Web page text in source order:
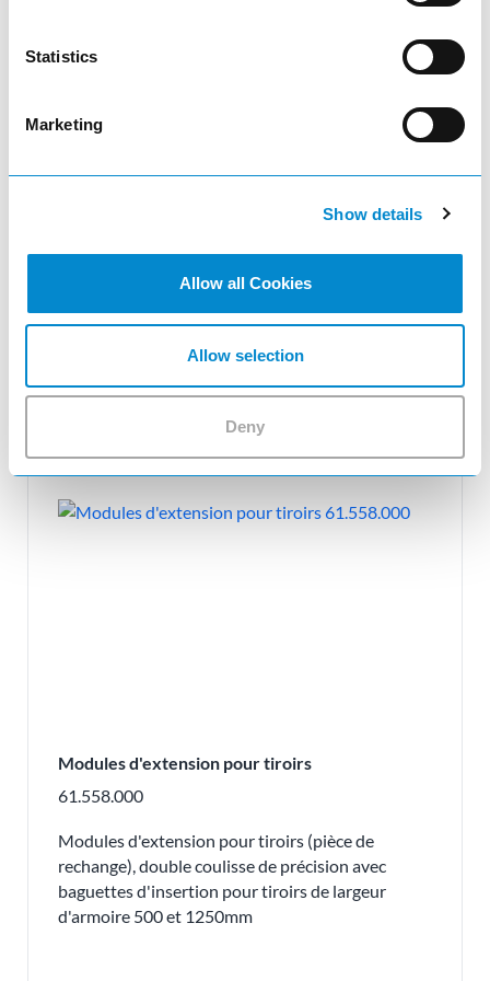
Statistics
Marketing
Show details
Allow all Cookies
Allow selection
Deny
Ajuster la quantité du produit ou
add
Modules d'extension pour tiroirs
61.558.000
Modules d'extension pour tiroirs (pièce de
rechange), double coulisse de précision avec
baguettes d'insertion pour tiroirs de largeur
d'armoire 500 et 1250mm